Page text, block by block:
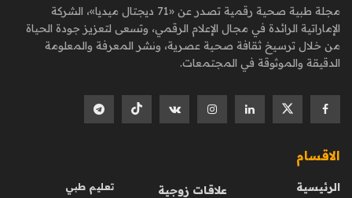
مجلة طبية صحية رقمية تصدر عن «71 ديجتال ميديا»، الشركة
الإماراتية الرائدة في مجال الإعلام الرقمي، وتسعى لتعزيز جودة الحياة
من خلال ترسيخ ثقافة صحية عصرية، ونشر المعرفة والمعلومة
الدقيقة والموثوقة في المجتمعات.
الاقسام
الرئيسية
علاقات زوجية
تعليم طبي